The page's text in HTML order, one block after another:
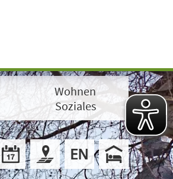
Wohnen
Soziales